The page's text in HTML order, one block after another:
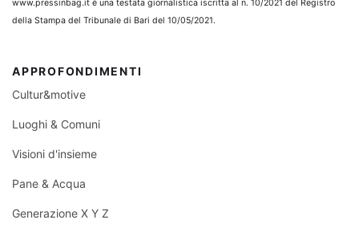
www.pressinbag.it è una testata giornalistica iscritta al n. 10/2021 del Registro
della Stampa del Tribunale di Bari del 10/05/2021.
APPROFONDIMENTI
Cultur&motive
Luoghi & Comuni
Visioni d'insieme
Pane & Acqua
Generazione X Y Z